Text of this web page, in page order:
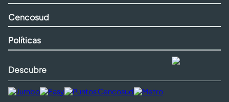
Cencosud
Políticas
Descubre